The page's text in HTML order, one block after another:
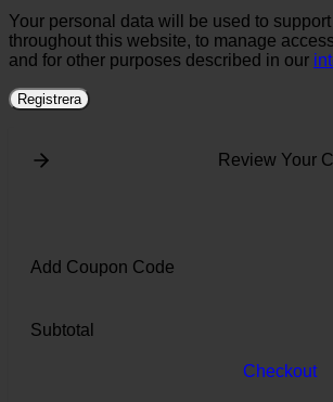
Your personal data will be used to
throughout this website, to manage
and for other purposes described in our
Registrera
Review Your
Add Coupon Code
Subtotal
Checkout